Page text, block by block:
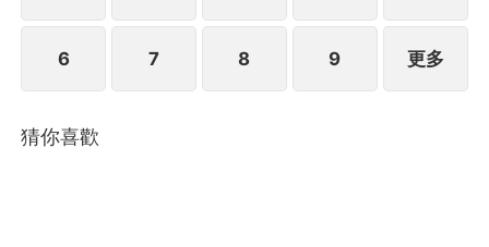
6 7 8 9 更多
猜你喜歡